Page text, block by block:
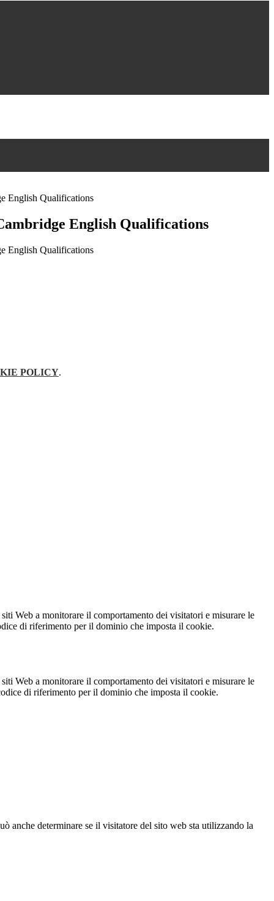
English Qualifications
English Qualifications
English Qualifications
POLICY.
Web a monitorare il comportamento dei visitatori e misurare le
di riferimento per il dominio che imposta il cookie.
Web a monitorare il comportamento dei visitatori e misurare le
di riferimento per il dominio che imposta il cookie.
anche determinare se il visitatore del sito web sta utilizzando la